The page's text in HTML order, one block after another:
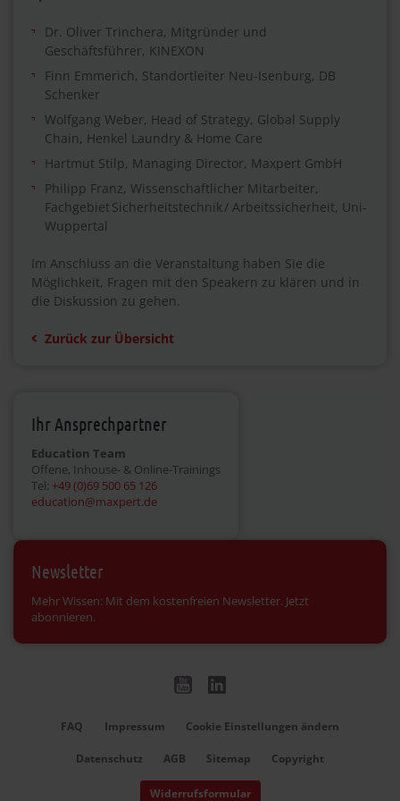
Dr. Oliver Trinchera, Mitgründer und
Geschäftsführer, KINEXON
Finn Emmerich, Standortleiter Neu-Isenburg, DB
Schenker
Wolfgang Weber, Head of Strategy, Global Supply
Chain, Henkel Laundry & Home Care
Hartmut Stilp, Managing Director, Maxpert GmbH
Philipp Franz, Wissenschaftlicher Mitarbeiter,
Fachgebiet Sicherheitstechnik / Arbeitssicherheit, Uni-
Wuppertal
Im Anschluss an die Veranstaltung haben Sie die
Möglichkeit, Fragen mit den Speakern zu klären und in
die Diskussion zu gehen.
Zurück zur Übersicht
Ihr Ansprechpartner
Education Team
Offene, Inhouse- & Online-Trainings
Tel: +49 (0)69 500 65 126
education@maxpert.de
Newsletter
Mehr Wissen: Mit dem kostenfreien Newsletter. Jetzt
abonnieren.
FAQ Impressum Cookie Einstellungen ändern
Datenschutz AGB Sitemap Copyright
Widerrufsformular